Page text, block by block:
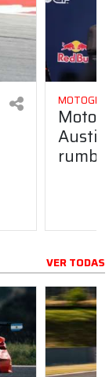
MOTOGP
VER TODAS